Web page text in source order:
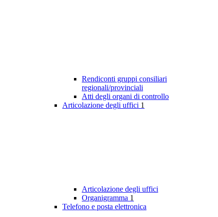
Rendiconti gruppi consiliari
regionali/provinciali
Atti degli organi di controllo
Articolazione degli uffici 1
Articolazione degli uffici
Organigramma 1
Telefono e posta elettronica